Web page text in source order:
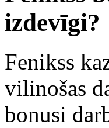
izdevīgi?
Fenikss
vilinošas
bonusi